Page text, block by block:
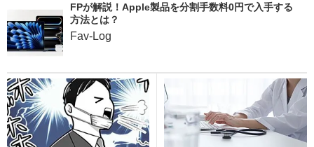
FPが解説！Apple製品を分割手数料0円で入手する
方法とは？
Fav-Log